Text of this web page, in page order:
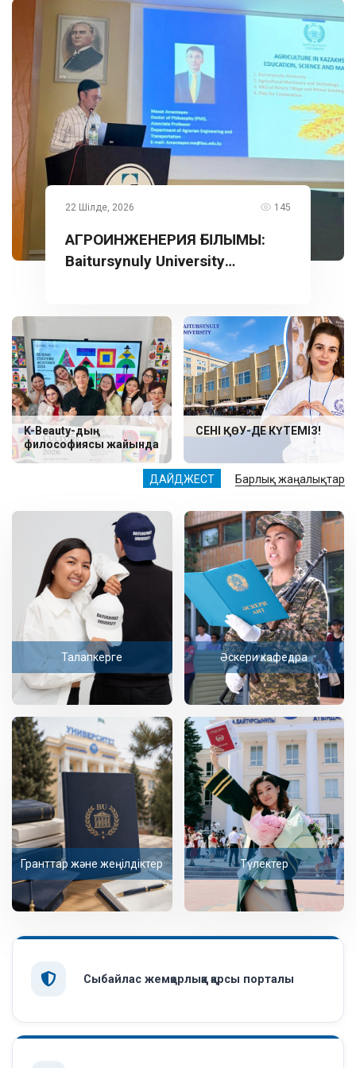
ДАЙДЖЕСТ Барлық жаңалықтар
22 Шілде, 2026 145
АГРОИНЖЕНЕРИЯ ҒЫЛЫМЫ:
Baitursynuly University
K-Beauty-дың
философиясы жайында
СЕНІ ҚӨУ-ДЕ КҮТЕМІЗ!
Талапкерге Әскери кафедра
Гранттар және жеңілдіктер Түлектер
Сыбайлас жемқорлыққа қарсы порталы